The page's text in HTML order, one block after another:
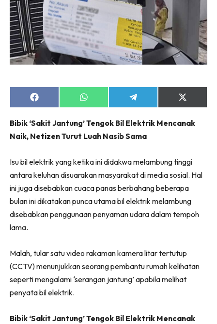
Dapur
Ruang Makan
Make Over
Bilik Air
Bilik Tidur
Ruang Makan
Ruang Tamu
Menarik Lagi
Casa Impiana
Makeover Ruang Selebriti
Destinasi
Hotel
Kafe
Hartanah
Beli Di Mana
Ilham Impiana 360
Share
on
Share
on
Share
on
Share
on
(Twitter)
Bibik ‘Sakit Jantung’ Tengok Bil Elektrik Mencanak
Naik, Netizen Turut Luah Nasib Sama
Isu bil elektrik yang ketika ini didakwa melambung tinggi
antara keluhan disuarakan masyarakat di media sosial. Hal
ini juga disebabkan cuaca panas berbahang beberapa
bulan ini dikatakan punca utama bil elektrik melambung
disebabkan penggunaan penyaman udara dalam tempoh
lama.
Malah, tular satu video rakaman kamera litar tertutup
(CCTV) menunjukkan seorang pembantu rumah kelihatan
seperti mengalami ‘serangan jantung’ apabila melihat
penyata bil elektrik.
Bibik ‘Sakit Jantung’ Tengok Bil Elektrik Mencanak